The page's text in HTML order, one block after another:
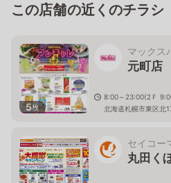
この店舗の近くのチラシ
5枚
マックス
元町店
8:00～23:00(2Ｆ
北海道札幌市東区北
セイコー
丸田く